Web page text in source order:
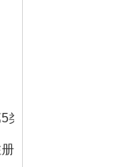
类医药品注册的商
了多少个大沫商标